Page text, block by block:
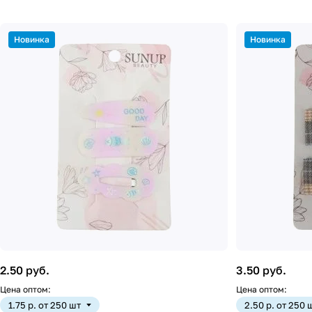
Новинка
2.50 руб.
Цена оптом:
1.75 р. от 250 шт
Новинка
3.50 руб.
Цена оптом:
2.50 р. от 250